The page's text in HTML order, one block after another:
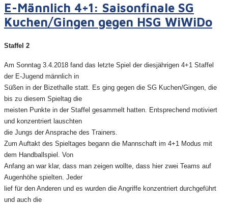
E-Männlich 4+1: Saisonfinale SG
Kuchen/Gingen gegen HSG WiWiDo
Staffel 2
Am Sonntag 3.4.2018 fand das letzte Spiel der diesjährigen 4+1 Staffel
der E-Jugend männlich in
Süßen in der Bizethalle statt. Es ging gegen die SG Kuchen/Gingen, die
bis zu diesem Spieltag die
meisten Punkte in der Staffel gesammelt hatten. Entsprechend motiviert
und konzentriert lauschten
die Jungs der Ansprache des Trainers.
Zum Auftakt des Spieltages begann die Mannschaft im 4+1 Modus mit
dem Handballspiel. Von
Anfang an war klar, dass man zeigen wollte, dass hier zwei Teams auf
Augenhöhe spielten. Jeder
lief für den Anderen und es wurden die Angriffe konzentriert durchgeführt
und auch die